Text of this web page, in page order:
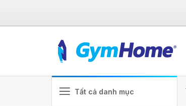
Tất cả danh mục